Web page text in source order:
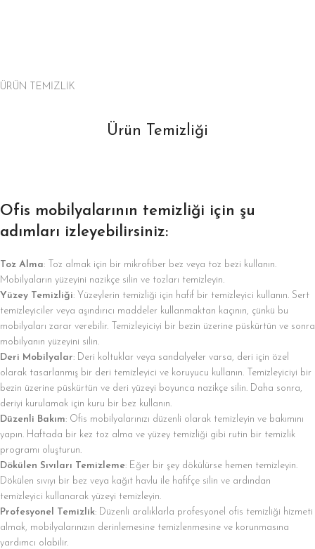
ÜRÜN TEMİZLİK
Ürün Temizliği
Ofis mobilyalarının temizliği için şu
adımları izleyebilirsiniz:
Toz Alma: Toz almak için bir mikrofiber bez veya toz bezi kullanın.
Mobilyaların yüzeyini nazikçe silin ve tozları temizleyin.
Yüzey Temizliği: Yüzeylerin temizliği için hafif bir temizleyici kullanın. Sert
temizleyiciler veya aşındırıcı maddeler kullanmaktan kaçının, çünkü bu
mobilyaları zarar verebilir. Temizleyiciyi bir bezin üzerine püskürtün ve sonra
mobilyanın yüzeyini silin.
Deri Mobilyalar: Deri koltuklar veya sandalyeler varsa, deri için özel
olarak tasarlanmış bir deri temizleyici ve koruyucu kullanın. Temizleyiciyi bir
bezin üzerine püskürtün ve deri yüzeyi boyunca nazikçe silin. Daha sonra,
deriyi kurulamak için kuru bir bez kullanın.
Düzenli Bakım: Ofis mobilyalarınızı düzenli olarak temizleyin ve bakımını
yapın. Haftada bir kez toz alma ve yüzey temizliği gibi rutin bir temizlik
programı oluşturun.
Dökülen Sıvıları Temizleme: Eğer bir şey dökülürse hemen temizleyin.
Dökülen sıvıyı bir bez veya kağıt havlu ile hafifçe silin ve ardından
temizleyici kullanarak yüzeyi temizleyin.
Profesyonel Temizlik: Düzenli aralıklarla profesyonel ofis temizliği hizmeti
almak, mobilyalarınızın derinlemesine temizlenmesine ve korunmasına
yardımcı olabilir.